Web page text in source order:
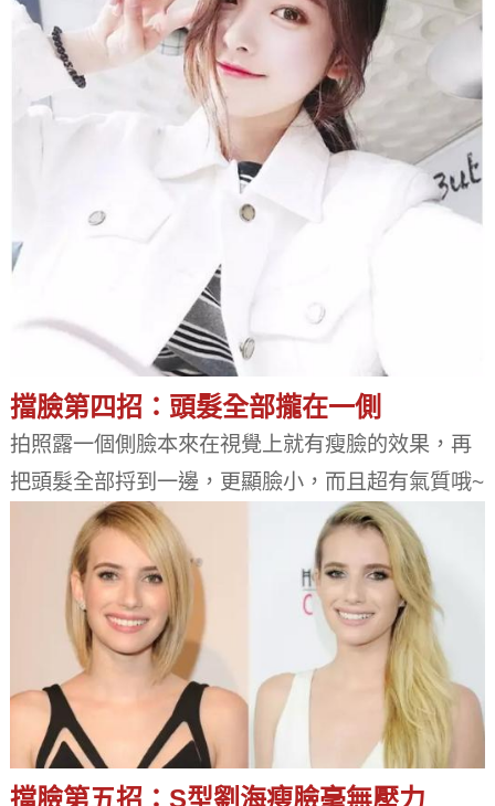
擋臉第四招：頭髮全部攏在一側
拍照露一個側臉本來在視覺上就有瘦臉的效果，再
把頭髮全部捋到一邊，更顯臉小，而且超有氣質哦~
擋臉第五招：S型劉海瘦臉毫無壓力